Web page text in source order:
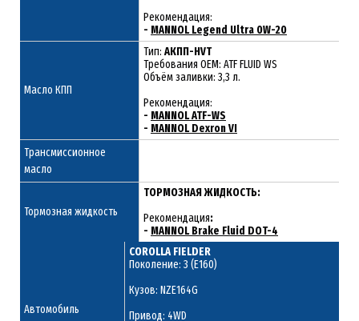
Рекомендация:
- MANNOL Legend Ultra 0W-20
Масло КПП
Тип: АКПП-HVT
Требования OEM: ATF FLUID WS
Объём заливки: 3,3 л.
Рекомендация:
- MANNOL ATF-WS
- MANNOL Dexron VI
Трансмиссионное
масло
Тормозная жидкость
ТОРМОЗНАЯ ЖИДКОСТЬ:
Рекомендация:
- MANNOL Brake Fluid DOT-4
Автомобиль
COROLLA FIELDER
Поколение: 3 (E160)
Кузов: NZE164G
Привод: 4WD